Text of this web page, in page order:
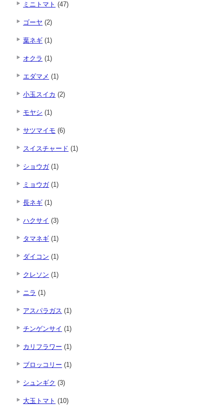
ミニトマト (47)
ゴーヤ (2)
葉ネギ (1)
オクラ (1)
エダマメ (1)
小玉スイカ (2)
モヤシ (1)
サツマイモ (6)
スイスチャード (1)
ショウガ(1)
ミョウガ(1)
長ネギ (1)
ハクサイ (3)
タマネギ (1)
ダイコン (1)
クレソン (1)
ニラ (1)
アスパラガス (1)
チンゲンサイ (1)
カリフラワー (1)
ブロッコリー (1)
シュンギク (3)
大玉トマト (10)